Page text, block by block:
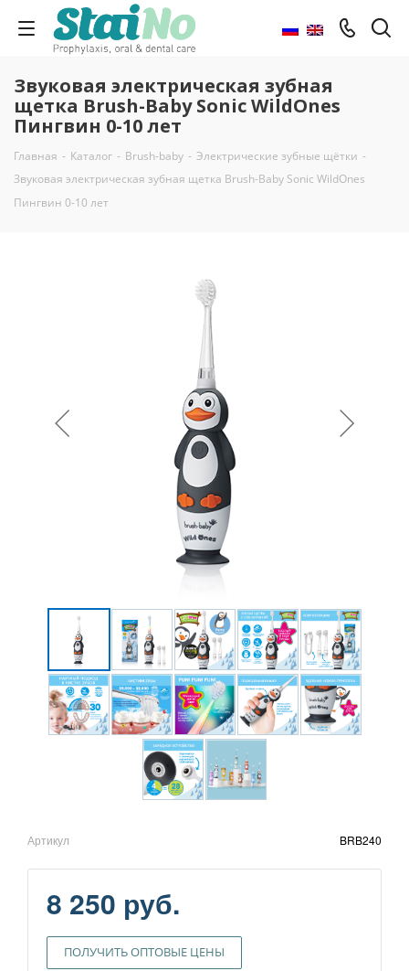
Звуковая электрическая зубная
щетка Brush-Baby Sonic WildOnes
Пингвин 0-10 лет
Главная - Каталог - Brush-baby - Электрические зубные щётки -
Звуковая электрическая зубная щетка Brush-Baby Sonic WildOnes
Пингвин 0-10 лет
Артикул BRB240
8 250 руб.
ПОЛУЧИТЬ ОПТОВЫЕ ЦЕНЫ